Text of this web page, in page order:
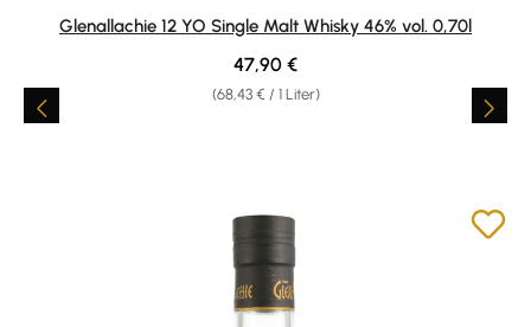
Durchschnittliche Bewertung von 4.8 von 5 Sternen
Glenallachie 12 YO Single Malt Whisky 46% vol. 0,70l
(68,43 € / 1 Liter)
Regulärer Preis:
47,90 €